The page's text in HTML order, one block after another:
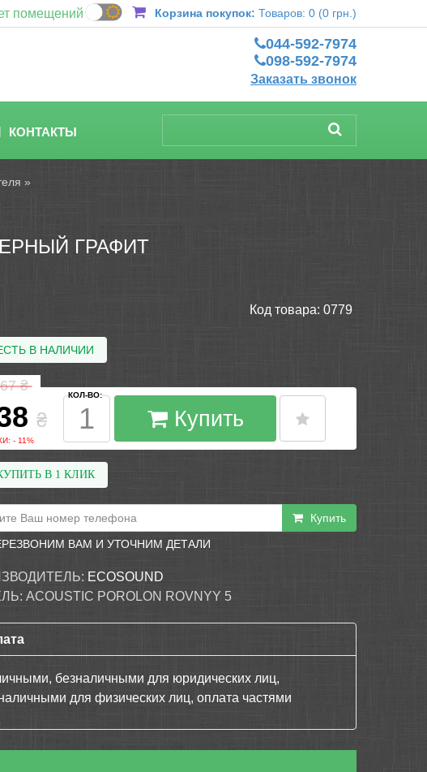
помещений Корзина покупок: Товаров: 0 (0 грн.)
044-592-7974
098-592-7974
Заказать звонок
КОНТАКТЫ
»
ГРАФИТ
Код товара: 0779
В НАЛИЧИИ
₴
₴
- 11%
КОЛ-ВО:
Купить
В 1 КЛИК
Купить
ВАМ И УТОЧНИМ ДЕТАЛИ
ECOSOUND
ACOUSTIC POROLON ROVNYY 5
безналичными для юридических лиц,
для физических лиц, оплата частями